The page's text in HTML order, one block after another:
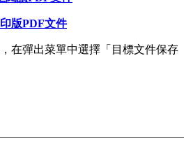
版PDF文件
在彈出菜單中選擇「目標文件保存